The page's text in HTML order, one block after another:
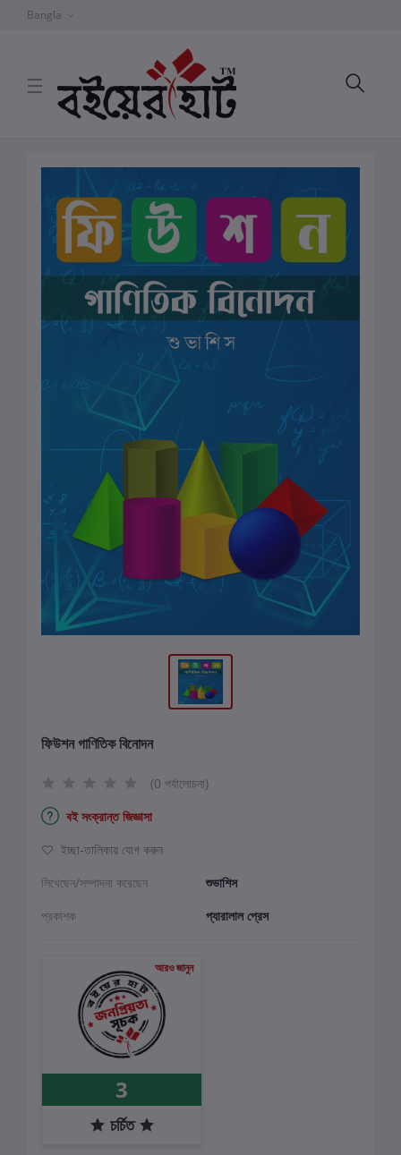
Bangla
ফিউশন গাণিতিক বিনোদন
(0 পর্যালোচনা)
বই সংক্রান্ত জিজ্ঞাসা
ইচ্ছা-তালিকায় যোগ করুন
লিখেছেন/সম্পাদনা করেছেন
শুভাশিস
প্রকাশক
প্যারালাল প্রেস
আরও জানুন
3
চর্চিত